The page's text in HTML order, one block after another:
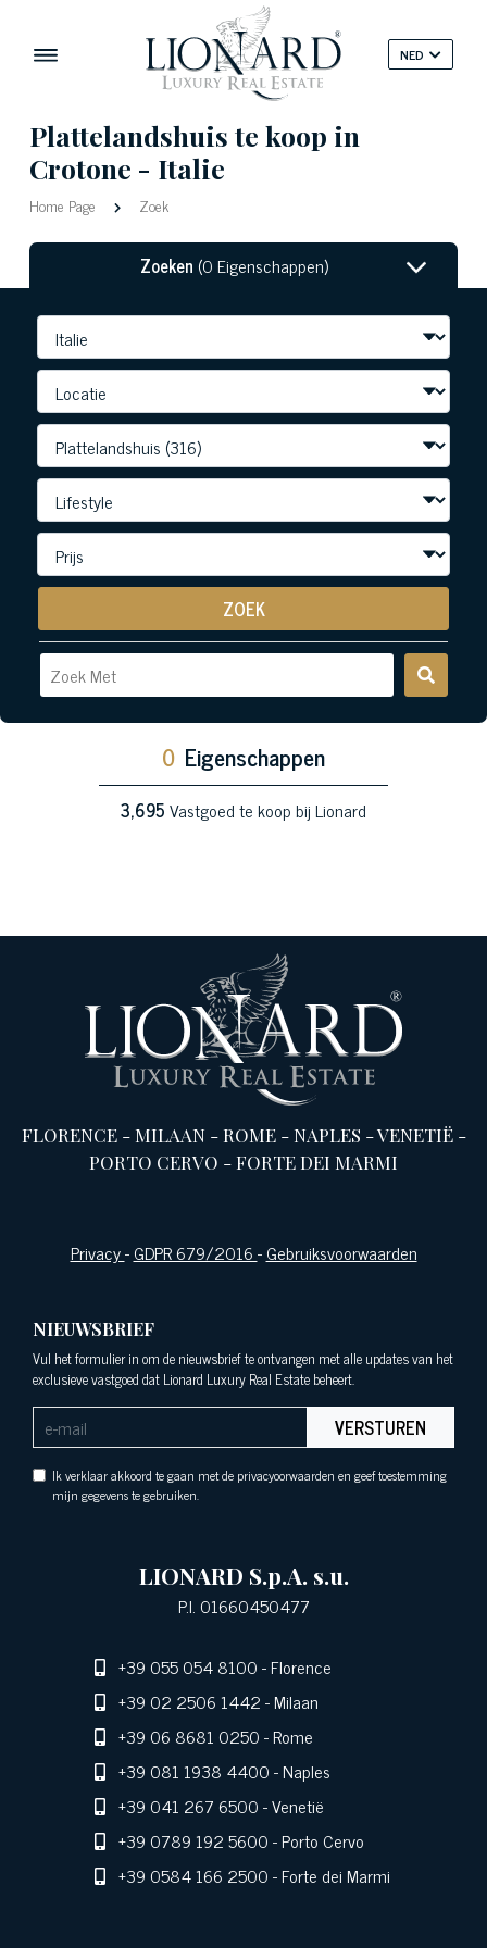
NED
Plattelandshuis te koop in
Crotone - Italie
Home Page Zoek
Zoeken (0 Eigenschappen)
ZOEK
0 Eigenschappen
3,695Vastgoed te koop bij Lionard
FLORENCE-MILAAN-ROME-NAPLES -VENETIË-
PORTO CERVO -FORTE DEI MARMI
Privacy-GDPR 679/2016-Gebruiksvoorwaarden
NIEUWSBRIEF
Vul het formulier in om de nieuwsbrief te ontvangen met alle updates van het
exclusieve vastgoed dat Lionard Luxury Real Estate beheert.
VERSTUREN
Ik verklaar akkoord te gaan met de privacyoorwaarden en geef toestemming
mijn gegevens te gebruiken.
LIONARD S.p.A. s.u.
P.I. 01660450477
+39 055 054 8100- Florence
+39 02 2506 1442- Milaan
+39 06 8681 0250- Rome
+39 081 1938 4400- Naples
+39 041 267 6500- Venetië
+39 0789 192 5600- Porto Cervo
+39 0584 166 2500- Forte dei Marmi